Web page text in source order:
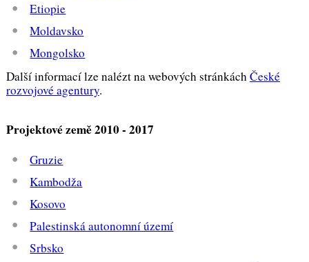
Etiopie
Moldavsko
Mongolsko
Další informací lze nalézt na webových stránkáchČeské
rozvojové agentury.
Projektové země 2010 - 2017
Gruzie
Kambodža
Kosovo
Palestinská autonomní území
Srbsko